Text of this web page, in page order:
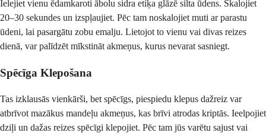
Ielejiet vienu ēdamkaroti ābolu sidra etiķa glāzē silta ūdens. Skalojiet
20–30 sekundes un izspļaujiet. Pēc tam noskalojiet muti ar parastu
ūdeni, lai pasargātu zobu emalju. Lietojot to vienu vai divas reizes
dienā, var palīdzēt mīkstināt akmeņus, kurus nevarat sasniegt.
Spēcīga Klepošana
Tas izklausās vienkārši, bet spēcīgs, piespiedu klepus dažreiz var
atbrīvot mazākus mandeļu akmeņus, kas brīvi atrodas kriptās. Ieelpojiet
dziļi un dažas reizes spēcīgi klepojiet. Pēc tam jūs varētu sajust vai